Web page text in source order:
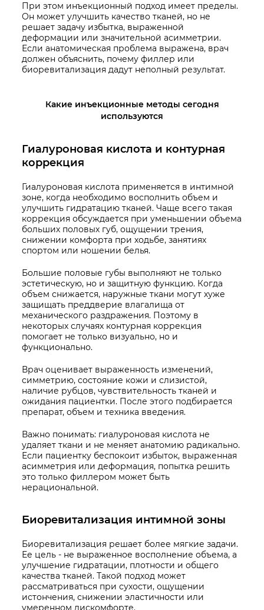
При этом инъекционный подход имеет пределы.
Он может улучшить качество тканей, но не
решает задачу избытка, выраженной
деформации или значительной асимметрии.
Если анатомическая проблема выражена, врач
должен объяснить, почему филлер или
биоревитализация дадут неполный результат.
Какие инъекционные методы сегодня
используются
Гиалуроновая кислота и контурная
коррекция
Гиалуроновая кислота применяется в интимной
зоне, когда необходимо восполнить объем и
улучшить гидратацию тканей. Чаще всего такая
коррекция обсуждается при уменьшении объема
больших половых губ, ощущении трения,
снижении комфорта при ходьбе, занятиях
спортом или ношении белья.
Большие половые губы выполняют не только
эстетическую, но и защитную функцию. Когда
объем снижается, наружные ткани могут хуже
защищать преддверие влагалища от
механического раздражения. Поэтому в
некоторых случаях контурная коррекция
помогает не только визуально, но и
функционально.
Врач оценивает выраженность изменений,
симметрию, состояние кожи и слизистой,
наличие рубцов, чувствительность тканей и
ожидания пациентки. После этого подбирается
препарат, объем и техника введения.
Важно понимать: гиалуроновая кислота не
удаляет ткани и не меняет анатомию радикально.
Если пациентку беспокоит избыток, выраженная
асимметрия или деформация, попытка решить
это только филлером может быть
нерациональной.
Биоревитализация интимной зоны
Биоревитализация решает более мягкие задачи.
Ее цель - не выраженное восполнение объема, а
улучшение гидратации, плотности и общего
качества тканей. Такой подход может
рассматриваться при сухости, ощущении
истончения, снижении эластичности или
умеренном дискомфорте.